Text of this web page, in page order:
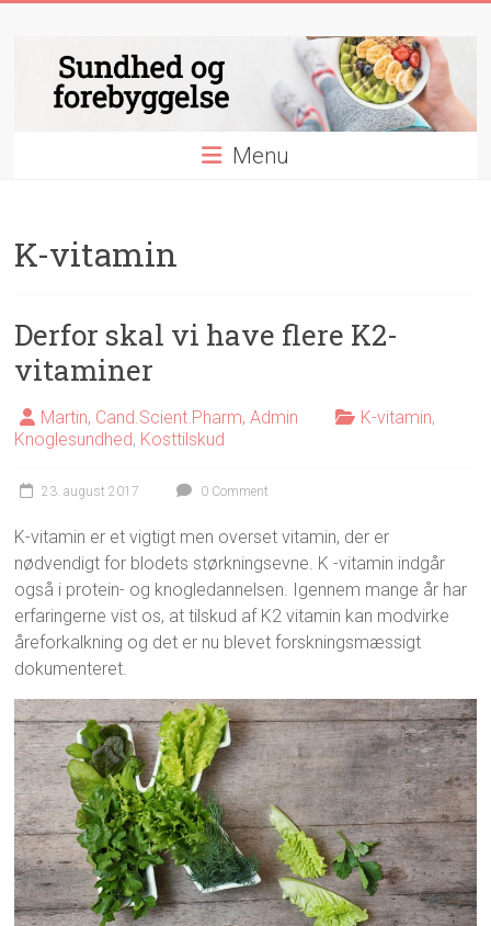
og
forebyggelse
videnskab
indenfor
og
forebyggelse
Menu
K-vitamin
Derfor skal vi have flere K2-
vitaminer
Martin, Cand.Scient.Pharm, Admin K-vitamin,
Knoglesundhed, Kosttilskud
23. august 2017 0 Comment
K-vitamin er et vigtigt men overset vitamin, der er
nødvendigt for blodets størkningsevne. K -vitamin indgår
også i protein- og knogledannelsen. Igennem mange år har
erfaringerne vist os, at tilskud af K2 vitamin kan modvirke
åreforkalkning og det er nu blevet forskningsmæssigt
dokumenteret.